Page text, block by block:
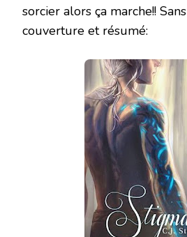
sorcier alors ça marche!!
couverture et résumé: